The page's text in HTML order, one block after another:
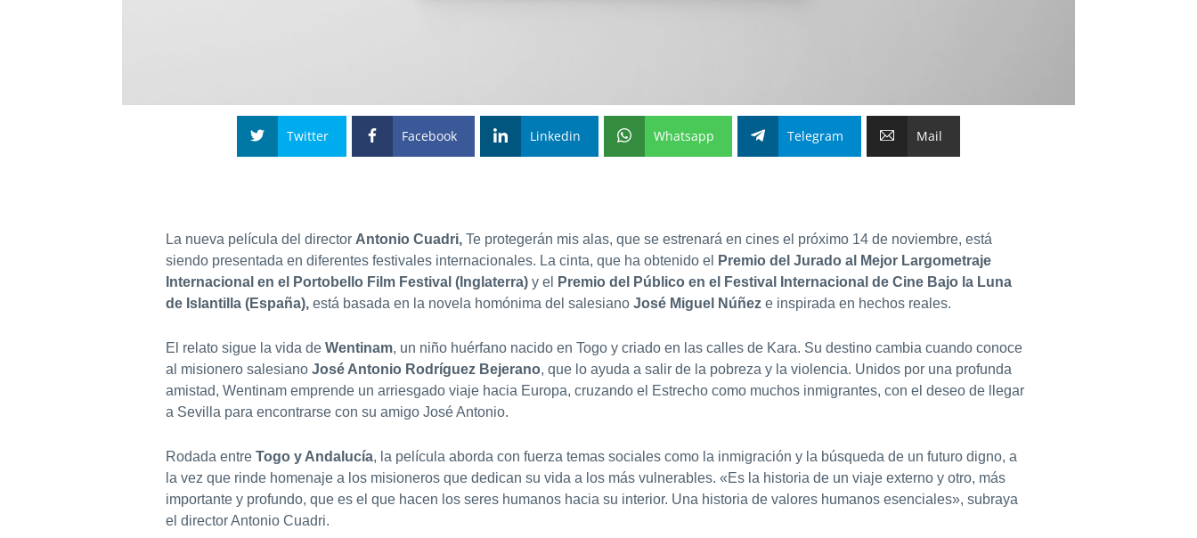
Twitter Facebook Linkedin Whatsapp Telegram Mail
La nueva película del director Antonio Cuadri, Te protegerán mis alas, que se estrenará en cines el próximo 14 de noviembre, está
siendo presentada en diferentes festivales internacionales. La cinta, que ha obtenido el
Premio del Jurado al Mejor Largometraje
Internacional en el Portobello Film Festival (Inglaterra) y el
Premio del Público en el Festival Internacional de Cine Bajo la Luna
de Islantilla (España), está basada en la novela homónima del salesiano José Miguel Núñez e inspirada en hechos reales.
El relato sigue la vida de Wentinam, un niño huérfano nacido en Togo y criado en las calles de Kara. Su destino cambia cuando conoce
al misionero salesiano José Antonio Rodríguez Bejerano, que lo ayuda a salir de la pobreza y la violencia. Unidos por una profunda
amistad, Wentinam emprende un arriesgado viaje hacia Europa, cruzando el Estrecho como muchos inmigrantes, con el deseo de llegar
a Sevilla para encontrarse con su amigo José Antonio.
Rodada entre Togo y Andalucía, la película aborda con fuerza temas sociales como la inmigración y la búsqueda de un futuro digno, a
la vez que rinde homenaje a los misioneros que dedican su vida a los más vulnerables. «Es la historia de un viaje externo y otro, más
importante y profundo, que es el que hacen los seres humanos hacia su interior. Una historia de valores humanos esenciales», subraya
el director Antonio Cuadri.